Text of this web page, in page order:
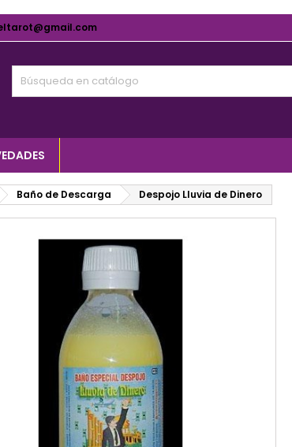
Baño de Descarga Despojo Lluvia de Dinero